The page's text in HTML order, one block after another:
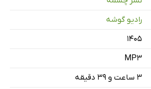
رادیو گوشه
۱۴۰۵
MP3
۳ ساعت و ۳۹ دقیقه